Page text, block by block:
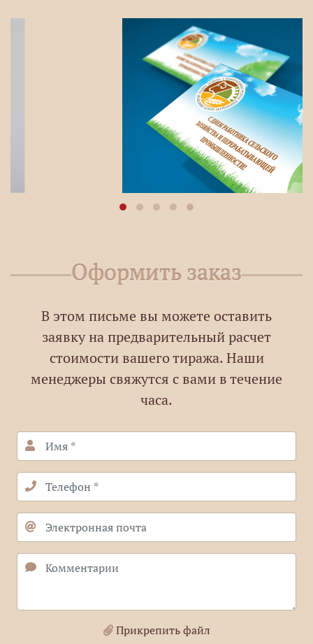
Оформить заказ
В этом письме вы можете оставить
заявку на предварительный расчет
стоимости вашего тиража. Наши
менеджеры свяжутся с вами в течение
часа.
Прикрепить файл